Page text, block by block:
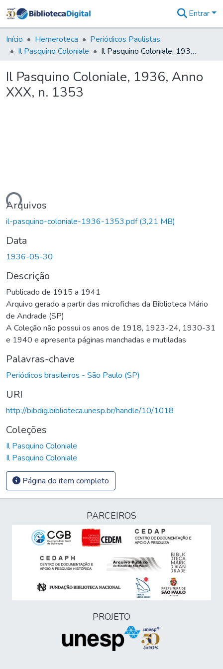
&
Coleções
Tudo na
Digital
Entrar
Início Hemeroteca
Periódicos Paulistas
Il Pasquino Coloniale
Il Pasquino Coloniale, 1936, Anno XXX, n. 1353
Il Pasquino Coloniale, 1936, Anno
XXX, n. 1353
Arquivos
il-pasquino-coloniale-1936-1353.pdf(3,21 MB)
Data
1936-05-30
Descrição
Publicado de 1915 a 1941
Arquivo gerado a partir das microfichas da Biblioteca Mário
de Andrade (SP)
A Coleção não possui os anos de 1918, 1923-24, 1930-31
e 1940 e apresenta páginas manchadas e mutiladas
Palavras-chave
Periódicos brasileiros - São Paulo (SP)
URI
http://bibdig.biblioteca.unesp.br/handle/10/1018
Coleções
Il Pasquino Coloniale
Il Pasquino Coloniale
Página do item completo
PARCEIROS
PROJETO